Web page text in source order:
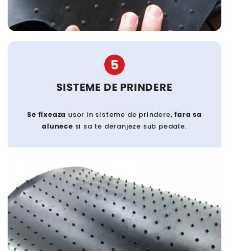
5
SISTEME DE PRINDERE
Se fixeaza usor in sisteme de prindere,fara sa
alunece si sa te deranjeze sub pedale.